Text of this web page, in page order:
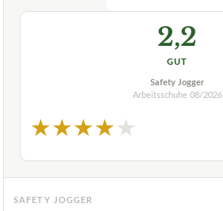
2,2
GUT
Safety Jogger
Arbeitsschuhe 08/2026
★★★★★
SAFETY JOGGER